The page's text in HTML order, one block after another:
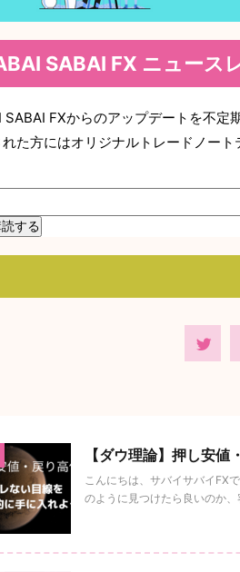
SABAI FX ニュース
SABAI FXからのアップデートを不定
た方にはオリジナルトレードノート
【ダウ理論】押し安
こんにちは、サバイサバイFX
のように見つけたら良いのか